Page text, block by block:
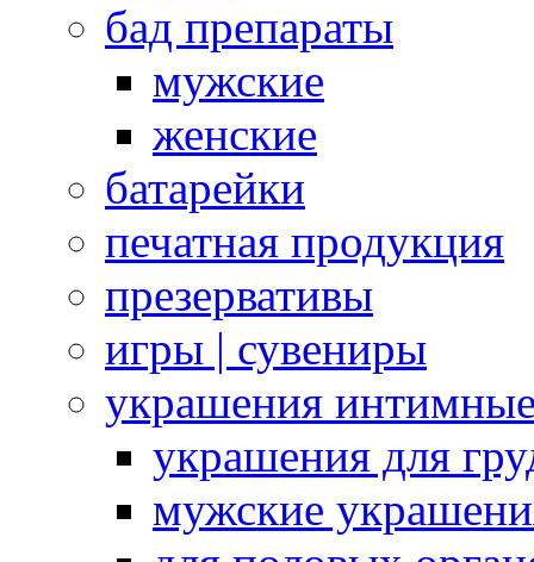
бад препараты
мужские
женские
батарейки
печатная продукция
презервативы
игры | сувениры
украшения
украшения для
мужские